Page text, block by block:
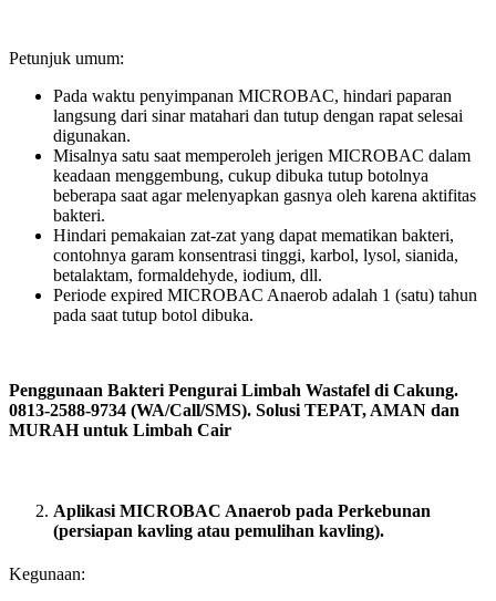
Petunjuk umum:
Pada waktu penyimpanan MICROBAC, hindari paparan
langsung dari sinar matahari dan tutup dengan rapat selesai
digunakan.
Misalnya satu saat memperoleh jerigen MICROBAC dalam
keadaan menggembung, cukup dibuka tutup botolnya
beberapa saat agar melenyapkan gasnya oleh karena aktifitas
bakteri.
Hindari pemakaian zat-zat yang dapat mematikan bakteri,
contohnya garam konsentrasi tinggi, karbol, lysol, sianida,
betalaktam, formaldehyde, iodium, dll.
Periode expired MICROBAC Anaerob adalah 1 (satu) tahun
pada saat tutup botol dibuka.
Penggunaan Bakteri Pengurai Limbah Wastafel di Cakung.
0813-2588-9734 (WA/Call/SMS). Solusi TEPAT, AMAN dan
MURAH untuk Limbah Cair
Aplikasi MICROBAC Anaerob pada Perkebunan
(persiapan kavling atau pemulihan kavling).
Kegunaan: